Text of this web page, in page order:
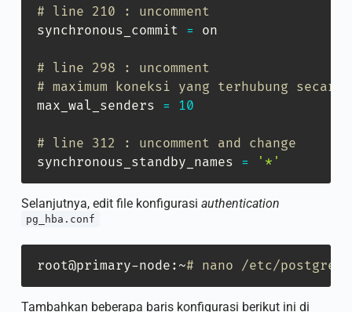
# line 210 : uncomment
synchronous_commit = on
# line 298 : uncomment
# maximum koneksi yang terhubung
max_wal_senders = 10
# line 312 : uncomment and change
synchronous_standby_names = '*'
Selanjutnya, edit file konfigurasi authentication
pg_hba.conf
root@primary-node:~# nano /etc/
Tambahkan beberapa baris konfigurasi berikut ini di